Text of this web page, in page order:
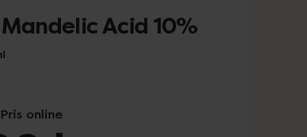
Acid 10%
Pris online